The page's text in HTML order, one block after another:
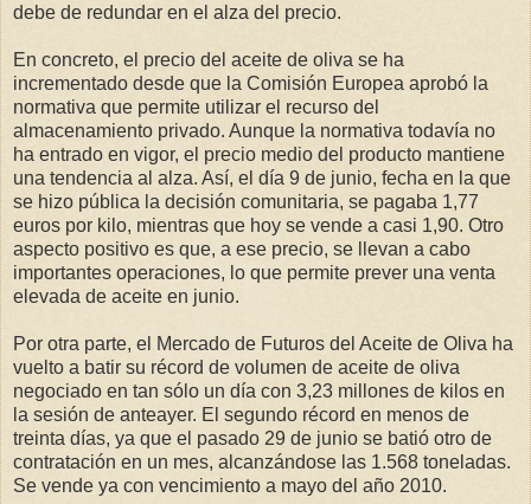
debe de redundar en el alza del precio.
En concreto, el precio del aceite de oliva se ha
incrementado desde que la Comisión Europea aprobó la
normativa que permite utilizar el recurso del
almacenamiento privado. Aunque la normativa todavía no
ha entrado en vigor, el precio medio del producto mantiene
una tendencia al alza. Así, el día 9 de junio, fecha en la que
se hizo pública la decisión comunitaria, se pagaba 1,77
euros por kilo, mientras que hoy se vende a casi 1,90. Otro
aspecto positivo es que, a ese precio, se llevan a cabo
importantes operaciones, lo que permite prever una venta
elevada de aceite en junio.
Por otra parte, el Mercado de Futuros del Aceite de Oliva ha
vuelto a batir su récord de volumen de aceite de oliva
negociado en tan sólo un día con 3,23 millones de kilos en
la sesión de anteayer. El segundo récord en menos de
treinta días, ya que el pasado 29 de junio se batió otro de
contratación en un mes, alcanzándose las 1.568 toneladas.
Se vende ya con vencimiento a mayo del año 2010.